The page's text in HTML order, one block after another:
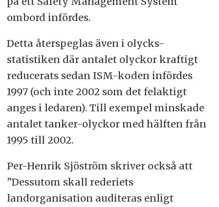
ombord infördes.
Detta återspeglas även i olycks-
statistiken där antalet olyckor kraftigt
reducerats sedan ISM-koden infördes
1997 (och inte 2002 som det felaktigt
anges i ledaren). Till exempel minskade
antalet tanker-olyckor med hälften från
1995 till 2002.
Per-Henrik Sjöström skriver också att
”Dessutom skall rederiets
landorganisation auditeras enligt